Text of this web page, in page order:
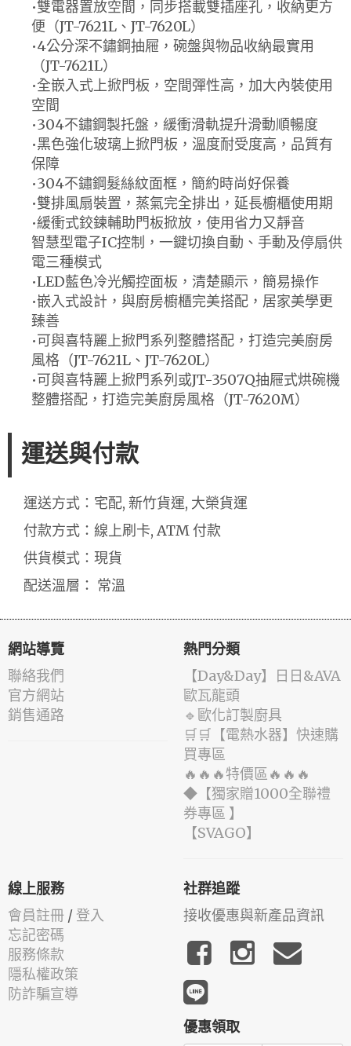
•雙電器置放空間，同步搭載雙插座孔，收納更方
便（JT-7621L、JT-7620L）
•4公分深不鏽鋼抽屜，碗盤與物品收納最實用
（JT-7621L）
•全嵌入式上掀門板，空間彈性高，加大內裝使用
空間
•304不鏽鋼製托盤，緩衝滑軌提升滑動順暢度
•黑色強化玻璃上掀門板，溫度耐受度高，品質有
保障
•304不鏽鋼髮絲紋面框，簡約時尚好保養
•雙排風扇裝置，蒸氣完全排出，延長櫥櫃使用期
•緩衝式鉸鍊輔助門板掀放，使用省力又靜音
智慧型電子IC控制，一鍵切換自動、手動及停扇供
電三種模式
•LED藍色冷光觸控面板，清楚顯示，簡易操作
•嵌入式設計，與廚房櫥櫃完美搭配，居家美學更
臻善
•可與喜特麗上掀門系列整體搭配，打造完美廚房
風格（JT-7621L、JT-7620L）
•可與喜特麗上掀門系列或JT-3507Q抽屜式烘碗機
整體搭配，打造完美廚房風格（JT-7620M）
運送與付款
運送方式：宅配, 新竹貨運, 大榮貨運
付款方式：線上刷卡, ATM 付款
供貨模式：現貨
配送溫層： 常溫
網站導覽
聯絡我們
官方網站
銷售通路
熱門分類
️【Day&Day】️日日&AVA
歐瓦龍頭
🔹歐化訂製廚具
🛒🛒【電熱水器】快速購
買專區
🔥🔥🔥特價區🔥🔥🔥
◆【獨家贈1000全聯禮
券專區 】
️【SVAGO】️
線上服務
會員註冊 / 登入
忘記密碼
服務條款
隱私權政策
防詐騙宣導
社群追蹤
接收優惠與新產品資訊
優惠領取